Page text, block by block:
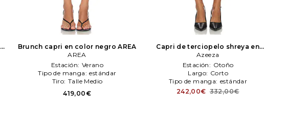
Brunch capri en color negro AREA
AREA
Estación: Verano
Tipo de manga: estándar
Tiro: Talle Medio
419,00€
Capri de terciopelo shreya en
color negro Azeeza
Azeeza
Estación: Otoño
Largo: Corto
Tipo de manga: estándar
242,00€ 332,00€